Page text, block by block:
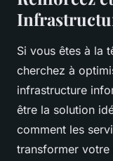
Si vous êtes à la
cherchez à
infrastructure
être la solution
comment les
transformer